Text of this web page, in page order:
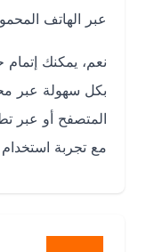
عبر الهاتف المحمول؟
نعم، يمكنك إتمام حجز
بكل سهولة عبر محرك
مع تجربة استخدام